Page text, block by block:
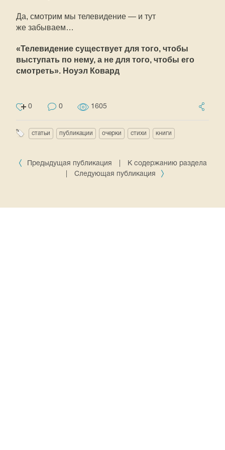
Да, смотрим мы телевидение — и тут
же забываем…
«Телевидение существует для того, чтобы
выступать по нему, а не для того, чтобы его
смотреть». Ноуэл Ковард
0 0 1605
статьи публикации очерки стихи книги
Предыдущая публикация
К содержанию раздела
Следующая публикация